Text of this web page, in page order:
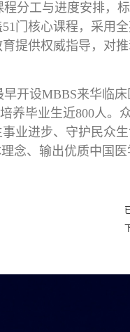
分工与进度安排，
门核心课程，采用
提供权威指导，对
开设MBBS来华临
养毕业生近800人
业进步、守护民众
念、输出优质中国医